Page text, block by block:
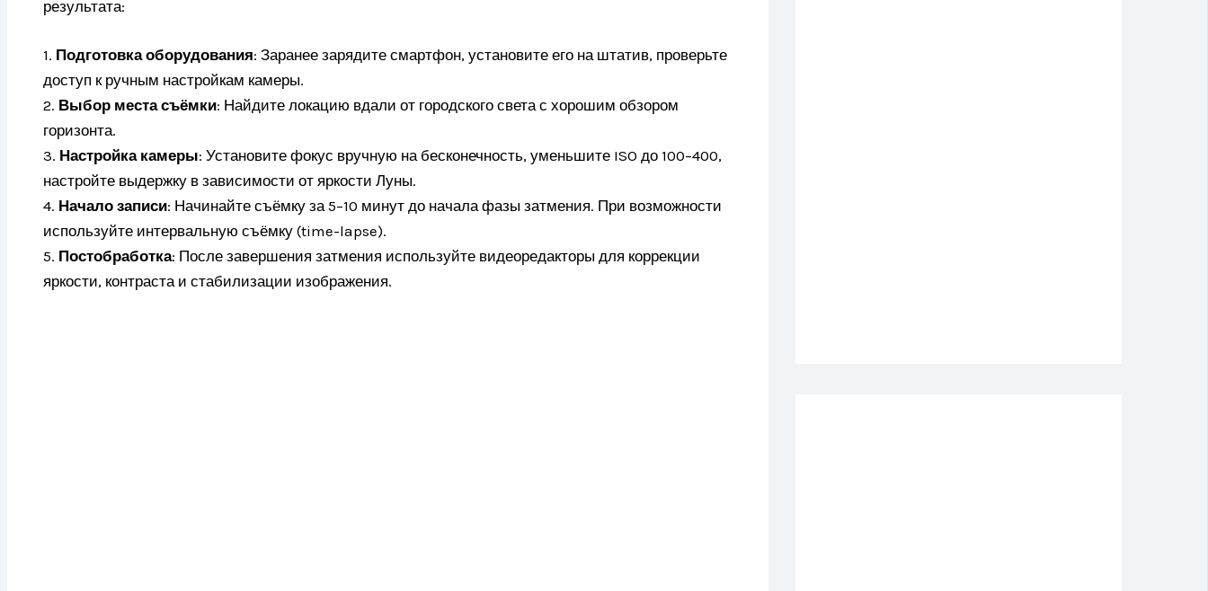
результата:
1. Подготовка оборудования: Заранее зарядите смартфон, установите его на штатив, проверьте
доступ к ручным настройкам камеры.
2. Выбор места съёмки: Найдите локацию вдали от городского света с хорошим обзором
горизонта.
3. Настройка камеры: Установите фокус вручную на бесконечность, уменьшите ISO до 100–400,
настройте выдержку в зависимости от яркости Луны.
4. Начало записи: Начинайте съёмку за 5–10 минут до начала фазы затмения. При возможности
используйте интервальную съёмку (time-lapse).
5. Постобработка: После завершения затмения используйте видеоредакторы для коррекции
яркости, контраста и стабилизации изображения.